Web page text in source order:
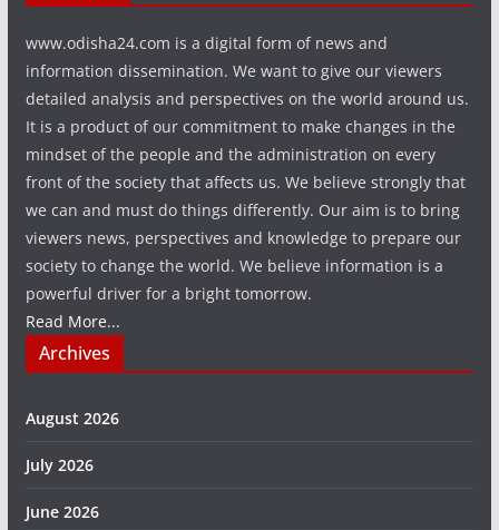
www.odisha24.com is a digital form of news and
information dissemination. We want to give our viewers
detailed analysis and perspectives on the world around us.
It is a product of our commitment to make changes in the
mindset of the people and the administration on every
front of the society that affects us. We believe strongly that
we can and must do things differently. Our aim is to bring
viewers news, perspectives and knowledge to prepare our
society to change the world. We believe information is a
powerful driver for a bright tomorrow.
Read More...
Archives
August 2026
July 2026
June 2026